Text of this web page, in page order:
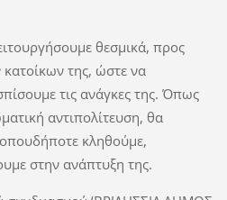
θεσμικά, προς
της, ώστε να
τις ανάγκες της. Όπως
αντιπολίτευση, θα
κληθούμε,
στην ανάπτυξη της.